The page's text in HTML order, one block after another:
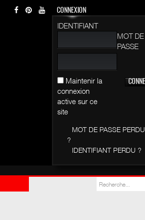
CONNEXION
IDENTIFIANT
MOT DE
PASSE
Maintenir la
connexion
active sur ce
site
MOT DE PASSE PERDU
?
IDENTIFIANT PERDU ?